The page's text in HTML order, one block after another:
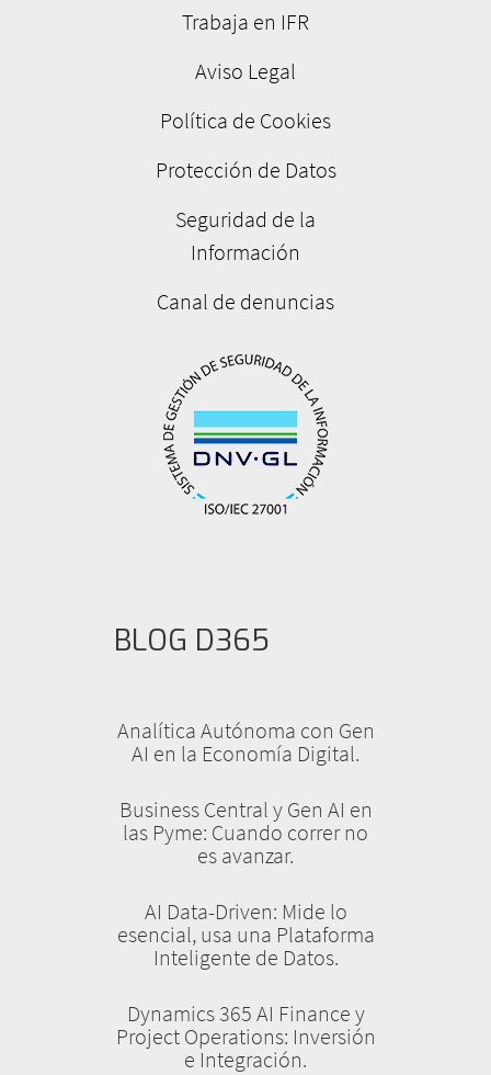
Trabaja en IFR
Aviso Legal
Política de Cookies
Protección de Datos
Seguridad de la
Información
Canal de denuncias
BLOG D365
Analítica Autónoma con Gen
AI en la Economía Digital.
Business Central y Gen AI en
las Pyme: Cuando correr no
es avanzar.
AI Data-Driven: Mide lo
esencial, usa una Plataforma
Inteligente de Datos.
Dynamics 365 AI Finance y
Project Operations: Inversión
e Integración.